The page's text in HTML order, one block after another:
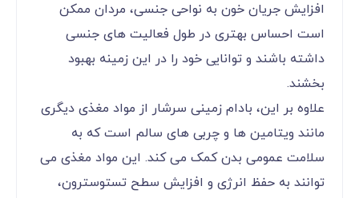
افزایش جریان خون به نواحی جنسی، مردان ممکن
است احساس بهتری در طول فعالیت‌ های جنسی
داشته باشند و توانایی خود را در این زمینه بهبود
بخشند.
علاوه بر این، بادام زمینی سرشار از مواد مغذی دیگری
مانند ویتامین‌ ها و چربی ‌های سالم است که به
سلامت عمومی بدن کمک می‌ کند. این مواد مغذی می‌
توانند به حفظ انرژی و افزایش سطح تستوسترون،